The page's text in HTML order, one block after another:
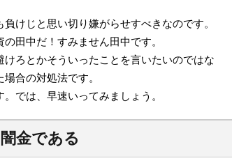
けじと思い切り嫌がらせすべきなのです。
田中だ！すみません田中です。
ろとかそういったことを言いたいのではな
合の対処法です。
では、早速いってみましょう。
金である